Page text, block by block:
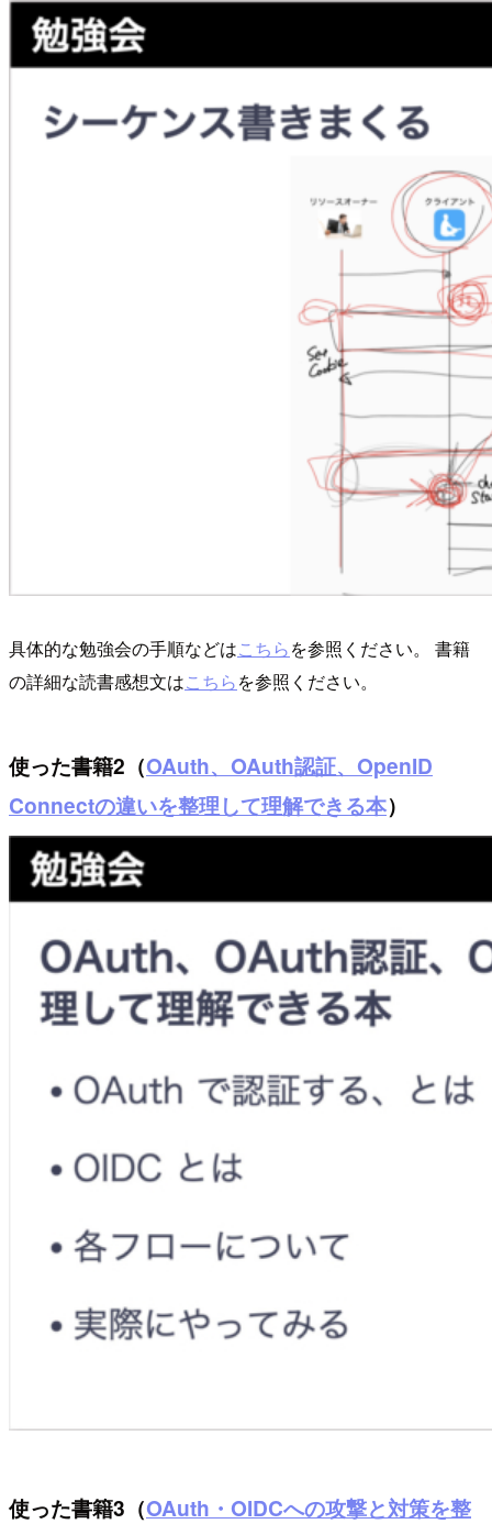
具体的な勉強会の手順などはこちらを参照ください。 書籍
の詳細な読書感想文はこちらを参照ください。
使った書籍2（OAuth、OAuth認証、OpenID
Connectの違いを整理して理解できる本）
使った書籍3（OAuth・OIDCへの攻撃と対策を整